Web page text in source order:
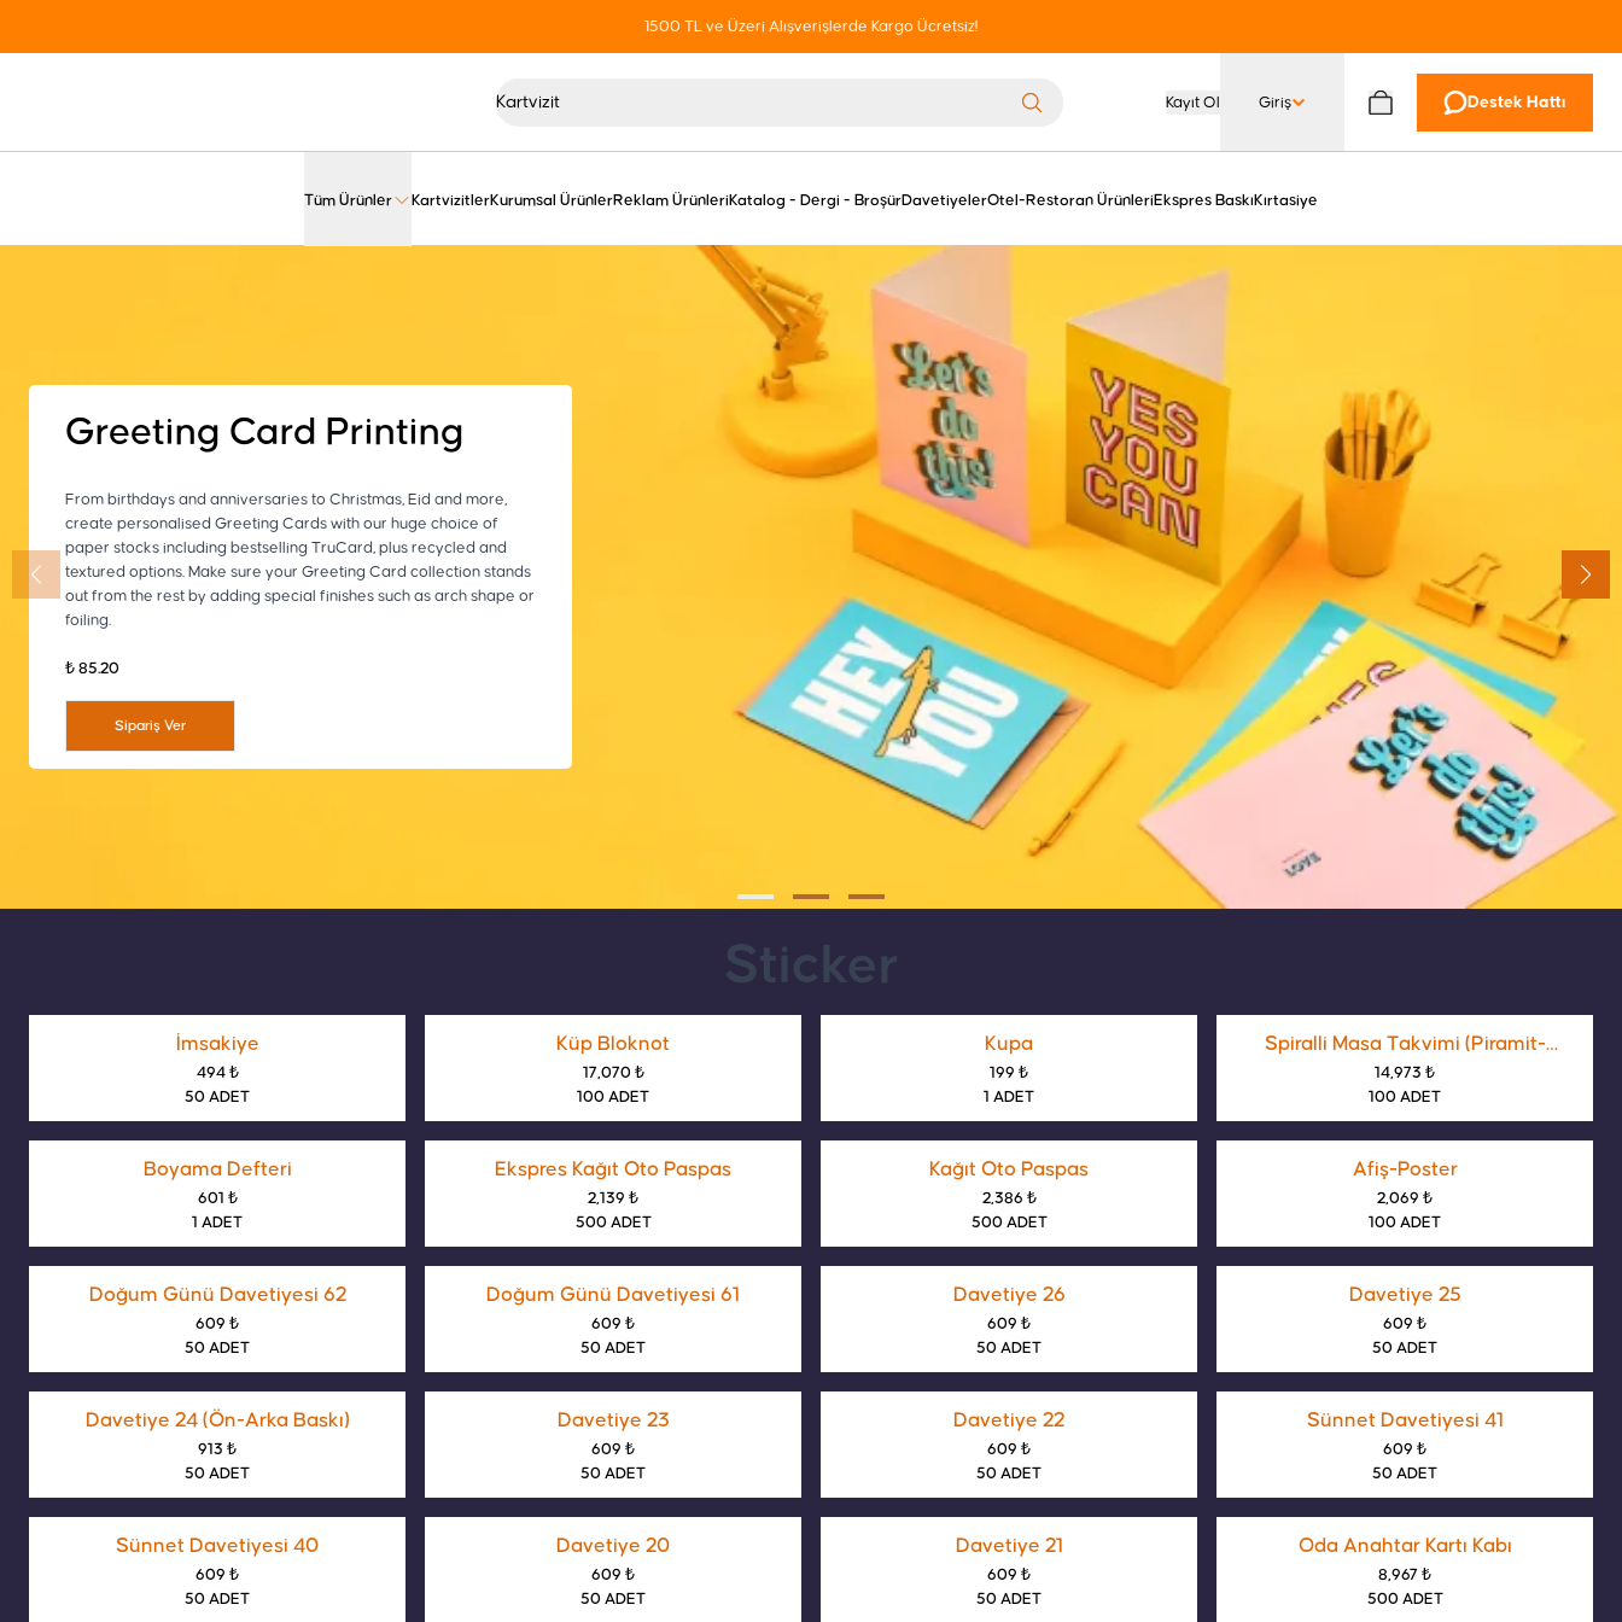
1500 TL ve Üzeri Alışverişlerde Kargo Ücretsiz!
Kayıt Ol Giriş Destek Hattı
Tüm Ürünler KartvizitlerKurumsal ÜrünlerReklam Ürünleri Katalog - Dergi - BroşürDavetiyelerOtel-Restoran Ürünleri Ekspres Baskı Kırtasiye
Greeting Card Printing
From birthdays and anniversaries to Christmas, Eid and more,
create personalised Greeting Cards with our huge choice of
paper stocks including bestselling TruCard, plus recycled and
textured options. Make sure your Greeting Card collection stands
out from the rest by adding special finishes such as arch shape or
foiling.
₺ 85.20
Sipariş Ver
Sticker
İmsakiye
494 ₺
50 ADET
Küp Bloknot
17,070 ₺
100 ADET
Kupa
199 ₺
1 ADET
Spiralli Masa Takvimi (Piramit-
Üçgen Takvim)
14,973 ₺
100 ADET
Boyama Defteri
601 ₺
1 ADET
Ekspres Kağıt Oto Paspas
2,139 ₺
500 ADET
Kağıt Oto Paspas
2,386 ₺
500 ADET
Afiş-Poster
2,069 ₺
100 ADET
Doğum Günü Davetiyesi 62
609 ₺
50 ADET
Doğum Günü Davetiyesi 61
609 ₺
50 ADET
Davetiye 26
609 ₺
50 ADET
Davetiye 25
609 ₺
50 ADET
Davetiye 24 (Ön-Arka Baskı)
913 ₺
50 ADET
Davetiye 23
609 ₺
50 ADET
Davetiye 22
609 ₺
50 ADET
Sünnet Davetiyesi 41
609 ₺
50 ADET
Sünnet Davetiyesi 40
609 ₺
50 ADET
Davetiye 20
609 ₺
50 ADET
Davetiye 21
609 ₺
50 ADET
Oda Anahtar Kartı Kabı
8,967 ₺
500 ADET